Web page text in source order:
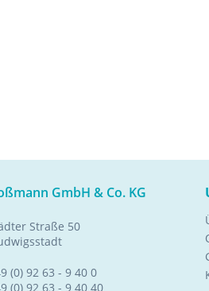
GmbH & Co. KG
Straße 50
(0) 92 63 - 9 40 0
(0) 92 63 - 9 40 40